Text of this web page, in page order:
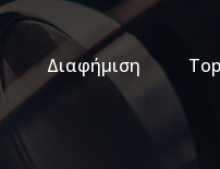
Διαφήμιση